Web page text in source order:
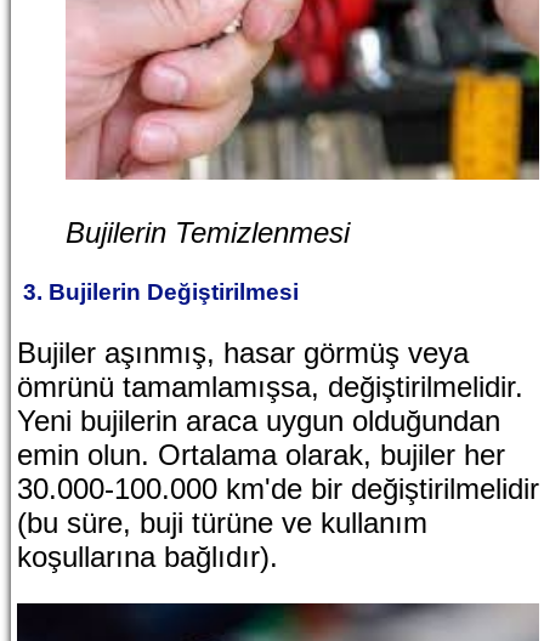
Bujilerin Temizlenmesi
3. Bujilerin Değiştirilmesi
Bujiler aşınmış, hasar görmüş veya
ömrünü tamamlamışsa, değiştirilmelidir.
Yeni bujilerin araca uygun olduğundan
emin olun. Ortalama olarak, bujiler her
30.000-100.000 km'de bir değiştirilmelidir
(bu süre, buji türüne ve kullanım
koşullarına bağlıdır).